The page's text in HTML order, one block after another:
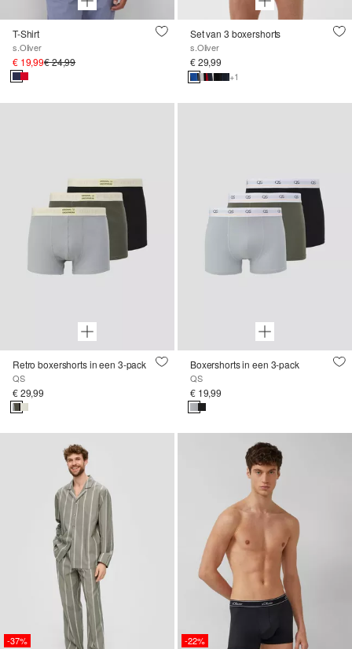
T-Shirt
s.Oliver
€ 19,99€ 24,99
Set van 3 boxershorts
s.Oliver
€ 29,99
+1
Retro boxershorts in een 3-pack
QS
€ 29,99
Boxershorts in een 3-pack
QS
€ 19,99
-37% -22%